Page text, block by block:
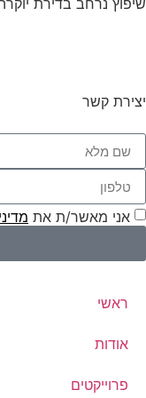
שיפוץ נרחב בדירת
יצירת קשר
אני מאשר/ת את
ראשי
אודות
פרוייקטים